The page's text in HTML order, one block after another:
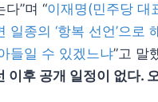
”며 “이재명(민주당 대
일종의 ‘항복 선언’으로
들일 수 있겠느냐”고 말
이후 공개 일정이 없다.